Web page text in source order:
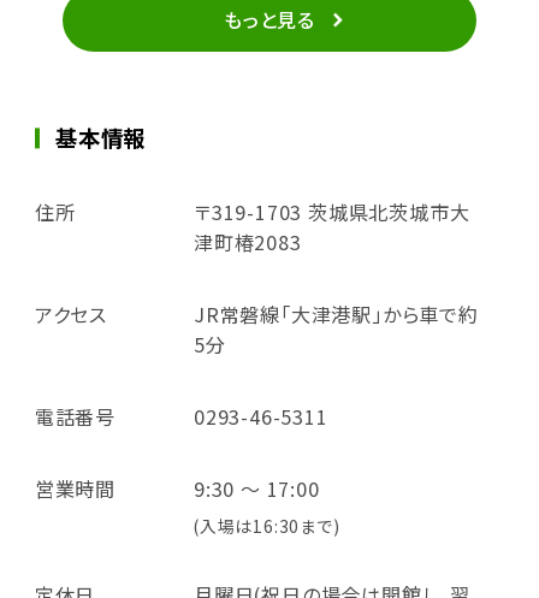
もっと見る
基本情報
住所
〒319-1703 茨城県北茨城市大
津町椿2083
アクセス
JR常磐線「大津港駅」から車で約
5分
電話番号 0293-46-5311
営業時間 9:30 ～ 17:00
(入場は16:30まで)